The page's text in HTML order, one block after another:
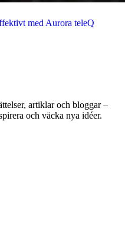
med Aurora teleQ
artiklar och bloggar –
och väcka nya idéer.